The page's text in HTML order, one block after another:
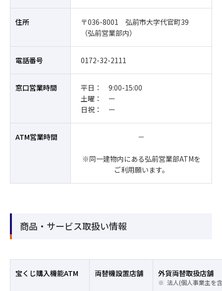
住所
〒036-8001 弘前市大字代官町39
（弘前営業部内）
電話番号 0172-32-2111
窓口営業時間
平日： 9:00-15:00
土曜： ー
日祝： ー
ATM営業時間 －
※同一建物内にある弘前営業部ATMを
ご利用願います。
商品・サービス取扱い情報
宝くじ購入機能ATM 両替機設置店舗 外貨両替取扱店舗
法人(個人事業主を